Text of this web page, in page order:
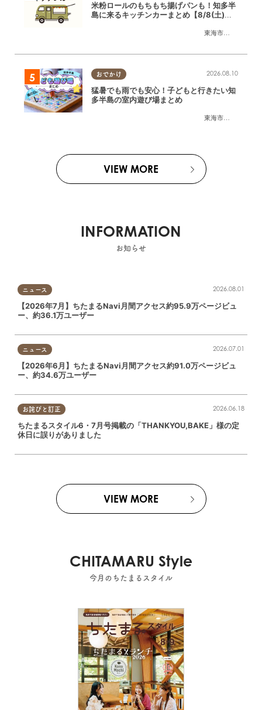
東海市
,大府市
米粉ロールのもちもち揚げパンも！知多半
島に来るキッチンカーまとめ【8/8(土)～
おでかけ
東海市
,大府市
2026.08.10
猛暑でも雨でも安心！子どもと行きたい知
多半島の室内遊び場まとめ
VIEW MORE
INFORMATION
お知らせ
ニュース 2026.08.01
【2026年7月】ちたまるNavi月間アクセス約95.9万ページビュ
ー、約36.1万ユーザー
ニュース 2026.07.01
【2026年6月】ちたまるNavi月間アクセス約91.0万ページビュ
ー、約34.6万ユーザー
お詫びと訂正 2026.06.18
ちたまるスタイル6・7月号掲載の「THANKYOU,BAKE」様の定
休日に誤りがありました
VIEW MORE
CHITAMARU Style
今月のちたまるスタイル